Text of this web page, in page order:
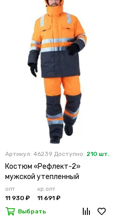
Артикул: 46239 Доступно: 210 шт.
Костюм «Рефлект-2»
мужской утепленный
оранжевый с п/к
опт
11 930 ₽
кр.опт
11 691 ₽
Выбрать